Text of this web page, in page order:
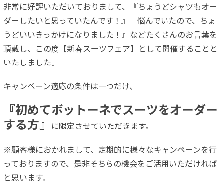
非常に好評いただいておりまして、『ちょうどシャツもオー
ダーしたいと思っていたんです！』『悩んでいたので、ちょ
うどいいきっかけになりました！』などたくさんのお言葉を
頂戴し、この度【新春スーツフェア】として開催することと
いたしました。
キャンペーン適応の条件は一つだけ、
『初めてボットーネでスーツをオーダー
する方』
に限定させていただきます。
※顧客様におかれまして、定期的に様々なキャンペーンを行
っておりますので、是非そちらの機会をご活用いただければ
と思います。